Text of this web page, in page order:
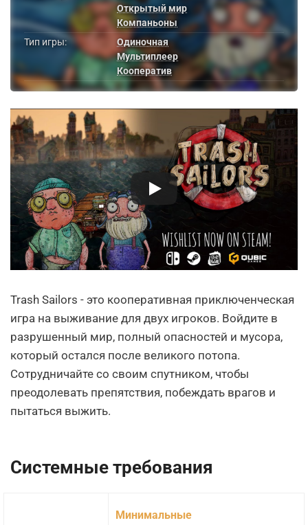
Открытый мир
Компаньоны
Тип игры:
Одиночная
Мультиплеер
Кооператив
Trash Sailors - это кооперативная приключенческая
игра на выживание для двух игроков. Войдите в
разрушенный мир, полный опасностей и мусора,
который остался после великого потопа.
Сотрудничайте со своим спутником, чтобы
преодолевать препятствия, побеждать врагов и
пытаться выжить.
Системные требования
Минимальные